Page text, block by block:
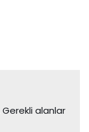
Gerekli alanlar